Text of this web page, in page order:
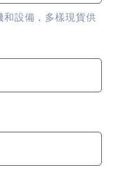
設備，多樣現貨供